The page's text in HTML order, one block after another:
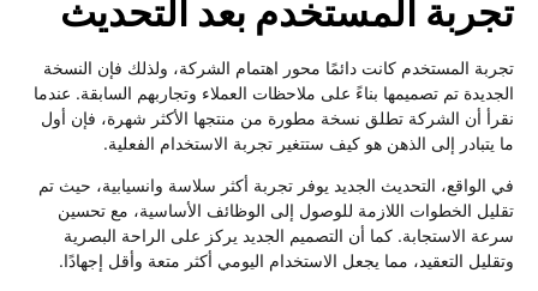
تجربة المستخدم بعد التحديث
تجربة المستخدم كانت دائمًا محور اهتمام الشركة، ولذلك فإن النسخة
الجديدة تم تصميمها بناءً على ملاحظات العملاء وتجاربهم السابقة. عندما
نقرأ أن الشركة تطلق نسخة مطورة من منتجها الأكثر شهرة، فإن أول
ما يتبادر إلى الذهن هو كيف ستتغير تجربة الاستخدام الفعلية.
في الواقع، التحديث الجديد يوفر تجربة أكثر سلاسة وانسيابية، حيث تم
تقليل الخطوات اللازمة للوصول إلى الوظائف الأساسية، مع تحسين
سرعة الاستجابة. كما أن التصميم الجديد يركز على الراحة البصرية
وتقليل التعقيد، مما يجعل الاستخدام اليومي أكثر متعة وأقل إجهادًا.